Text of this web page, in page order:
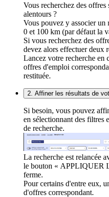
Vous recherchez des offres
alentours ?
Vous pouvez y associer un
0 et 100 km (par défaut la
Si vous recherchez des
devez alors effectuer deux
Lancez votre recherche en
offres d'emploi
restituée.
2. Affiner les résultats de
Si besoin, vous pouvez
en sélectionnant des filtres
de recherche.
La recherche est relancée
le bouton « APPLIQUER
ferme.
Pour certains d'entre eux,
d'offres correspondant.